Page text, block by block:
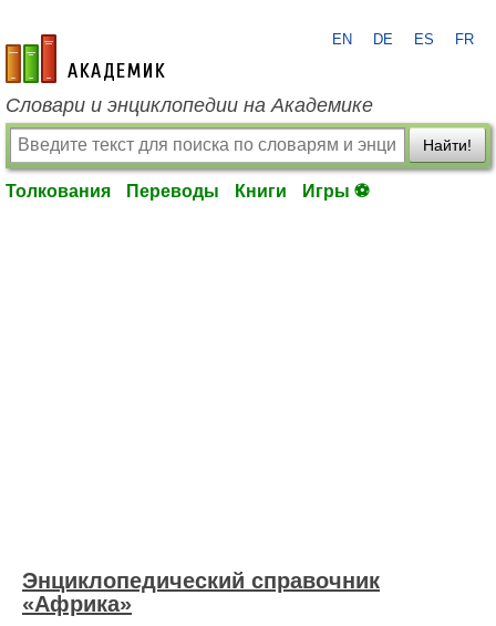
academic.ru
EN DE ES FR
Словари и энциклопедии на Академике
Найти!
Толкования Переводы Книги Игры ⚽
Энциклопедический справочник
«Африка»